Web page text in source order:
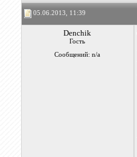
05.06.2013, 11:39
Denchik
Гость
Сообщений: n/a